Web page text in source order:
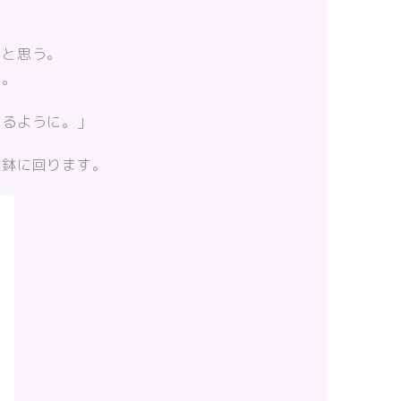
思う。
ように。」
に回ります。